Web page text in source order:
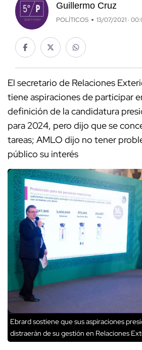
Guillermo Cruz
POLÍTICOS 13/07/2021 ·
El secretario de Relaciones
tiene aspiraciones de participar
definición de la candidatura
para 2024, pero dijo que se
tareas; AMLO dijo no tener
público su interés
Ebrard sostiene que sus aspiraciones
distraerán de su gestión en Relaciones